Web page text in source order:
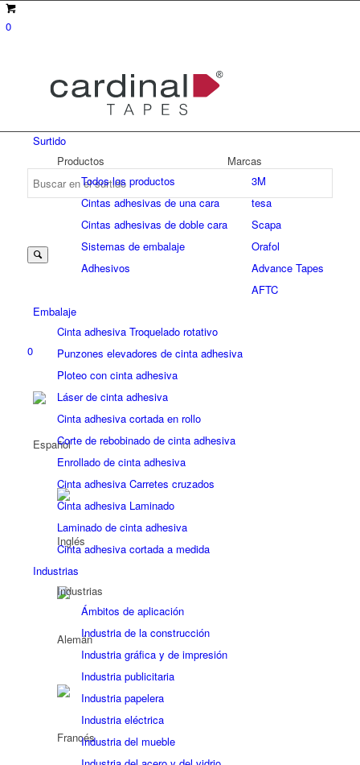
0
0
Surtido
Productos
Todos los productos
Cintas adhesivas de una cara
Cintas adhesivas de doble cara
Sistemas de embalaje
Adhesivos
Marcas
3M
tesa
Scapa
Orafol
Advance Tapes
AFTC
Embalaje
Cinta adhesiva Troquelado rotativo
Punzones elevadores de cinta adhesiva
Ploteo con cinta adhesiva
Láser de cinta adhesiva
Cinta adhesiva cortada en rollo
Corte de rebobinado de cinta adhesiva
Enrollado de cinta adhesiva
Cinta adhesiva Carretes cruzados
Cinta adhesiva Laminado
Laminado de cinta adhesiva
Cinta adhesiva cortada a medida
Industrias
Industrias
Ámbitos de aplicación
Industria de la construcción
Industria gráfica y de impresión
Industria publicitaria
Industria papelera
Industria eléctrica
Industria del mueble